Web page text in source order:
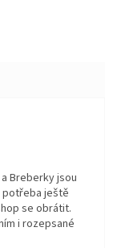
Breberky jsou
potřeba ještě
se obrátit.
i rozepsané